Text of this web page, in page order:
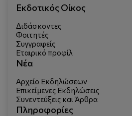
Εκδοτικός Οίκος
Διδάσκοντες
Φοιτητές
Συγγραφείς
Εταιρικό προφίλ
Νέα
Αρχείο Εκδηλώσεων
Επικείμενες Εκδηλώσεις
Συνεντεύξεις και Άρθρα
Πληροφορίες